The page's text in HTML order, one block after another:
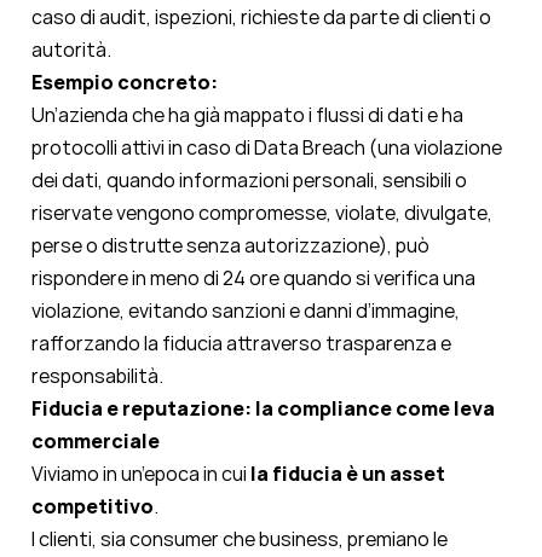
caso di audit, ispezioni, richieste da parte di clienti o
autorità.
Esempio concreto:
Un’azienda che ha già mappato i flussi di dati e ha
protocolli attivi in caso di Data Breach (una violazione
dei dati, quando informazioni personali, sensibili o
riservate vengono compromesse, violate, divulgate,
perse o distrutte senza autorizzazione), può
rispondere in meno di 24 ore quando si verifica una
violazione, evitando sanzioni e danni d’immagine,
rafforzando la fiducia attraverso trasparenza e
responsabilità.
Fiducia e reputazione: la compliance come leva
commerciale
Viviamo in un’epoca in cui la fiducia è un asset
competitivo.
I clienti, sia consumer che business, premiano le